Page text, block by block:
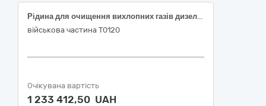
Рідина для очищення вихлопних газів дизельних автомобілей з системою SCR (Рідина AdBlue)
військова частина Т0120
Очікувана вартість
1 233 412,50 UAH